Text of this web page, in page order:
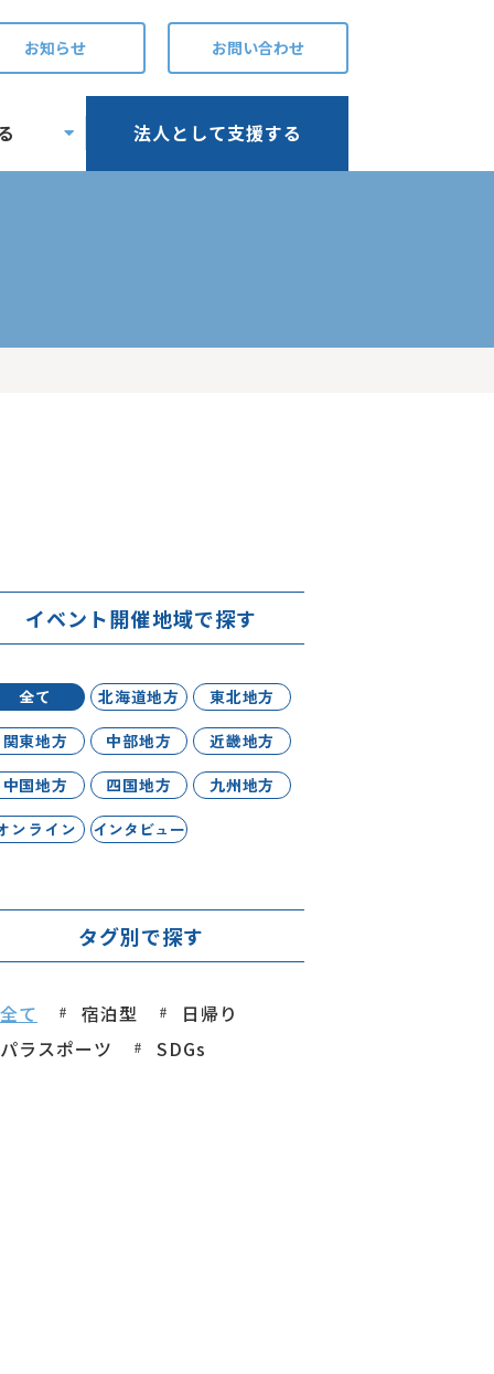
お知らせ お問い合わせ
法人として支援する
イベント開催地域で探す
全て 北海道地方
東北地方
関東地方
中部地方
近畿地方
中国地方
四国地方
九州地方
ンライン
インタビュー
タグ別で探す
全て 宿泊型
日帰り
パラスポーツ
SDGs